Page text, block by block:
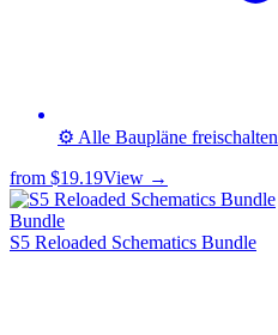
⚙️ Alle Baupläne freischalten
from $19.19View →
Bundle
S5 Reloaded Schematics Bundle